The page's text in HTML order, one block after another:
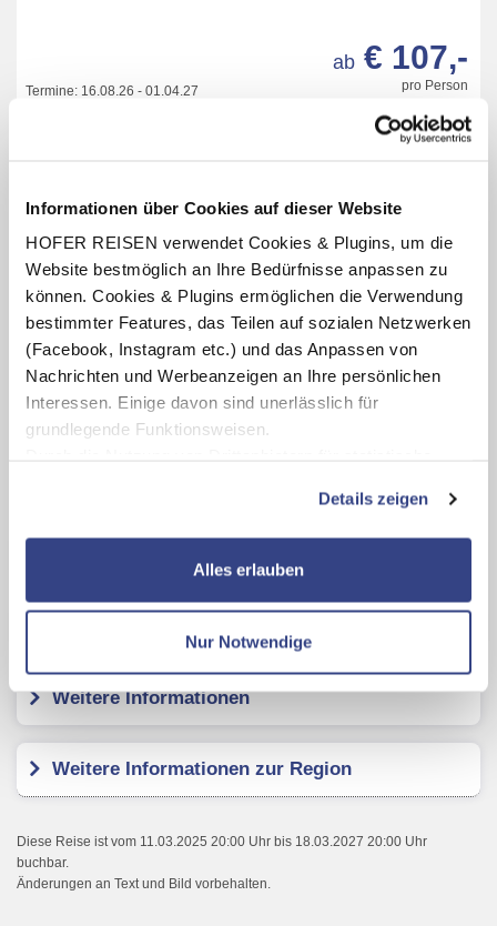
Informationen über Cookies auf dieser Website
HOFER REISEN verwendet Cookies & Plugins, um die
Website bestmöglich an Ihre Bedürfnisse anpassen zu
können. Cookies & Plugins ermöglichen die Verwendung
bestimmter Features, das Teilen auf sozialen Netzwerken
(Facebook, Instagram etc.) und das Anpassen von
Nachrichten und Werbeanzeigen an Ihre persönlichen
Interessen. Einige davon sind unerlässlich für
grundlegende Funktionsweisen.
zusätzliche Dienste bzw. Technologien von Drittanbietern
nutzen und uns sowie Dritten weitere Personalisierungen
ermöglichen, dabei kommt es auch zu Übermittlungen
Datenschutzseite
Mit Klick auf "Alles erlauben" stimmen Sie der
Verwendung der Cookies & Plugins auf unseren
Details zeigen
Alles erlauben
Nur Notwendige
Termine: 16.08.26 - 01.04.27 pro Person
ab € 107,-
INKLUSIV-LEISTUNGEN
2 - 7 x Übernachtung im NH Hotel Trieste
Verpflegung: Frühstücksbuffet
Benutzung des hoteleigenen Fitnessraumes
(Öffnungszeiten lt. Aushang vor Ort oder online)
Weitere Informationen
Weitere Informationen zur Region
Diese Reise ist vom 11.03.2025 20:00 Uhr bis 18.03.2027 20:00 Uhr
buchbar.
Änderungen an Text und Bild vorbehalten.